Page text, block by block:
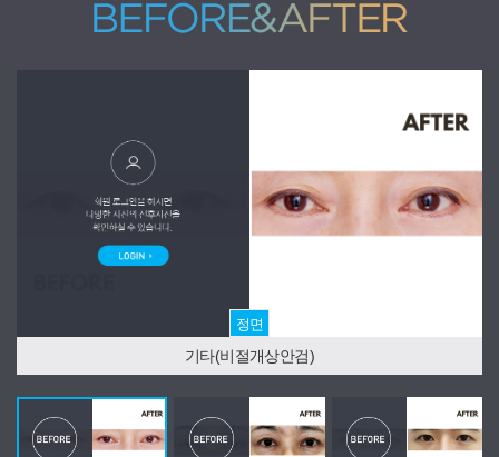
정면
기타(비절개상안검)